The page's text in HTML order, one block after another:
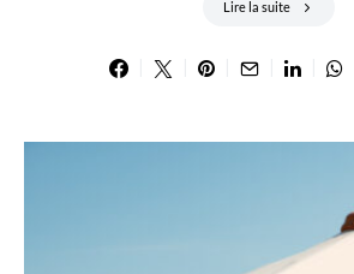
Lire la suite